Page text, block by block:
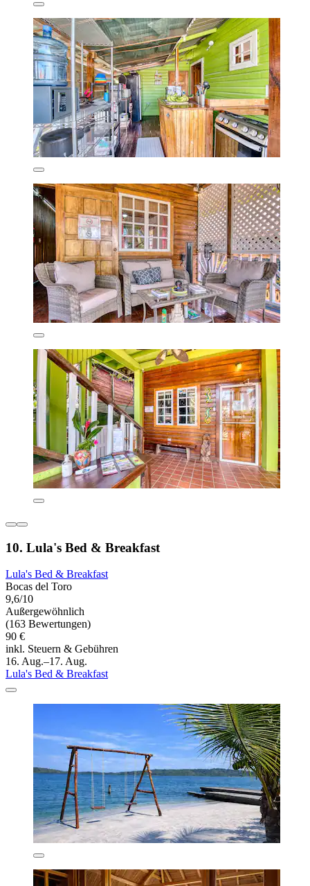
10. Lula's Bed & Breakfast
Lula's Bed & Breakfast
Bocas del Toro
9,6/10
Außergewöhnlich
(163 Bewertungen)
90 €
inkl. Steuern & Gebühren
16. Aug.–17. Aug.
Lula's Bed & Breakfast